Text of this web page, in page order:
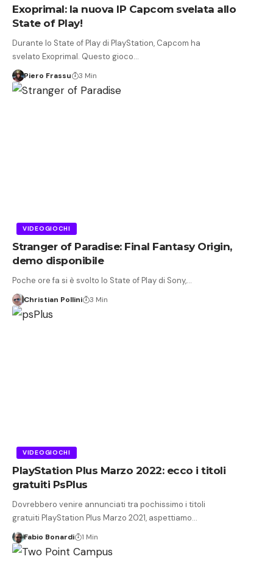
Exoprimal: la nuova IP Capcom svelata allo
State of Play!
Durante lo State of Play di PlayStation, Capcom ha
svelato Exoprimal. Questo gioco…
Piero Frassu 3 Min
VIDEOGIOCHI
Stranger of Paradise: Final Fantasy Origin,
demo disponibile
Poche ore fa si è svolto lo State of Play di Sony,…
Christian Pollini 3 Min
VIDEOGIOCHI
PlayStation Plus Marzo 2022: ecco i titoli
gratuiti PsPlus
Dovrebbero venire annunciati tra pochissimo i titoli
gratuiti PlayStation Plus Marzo 2021, aspettiamo…
Fabio Bonardi 1 Min